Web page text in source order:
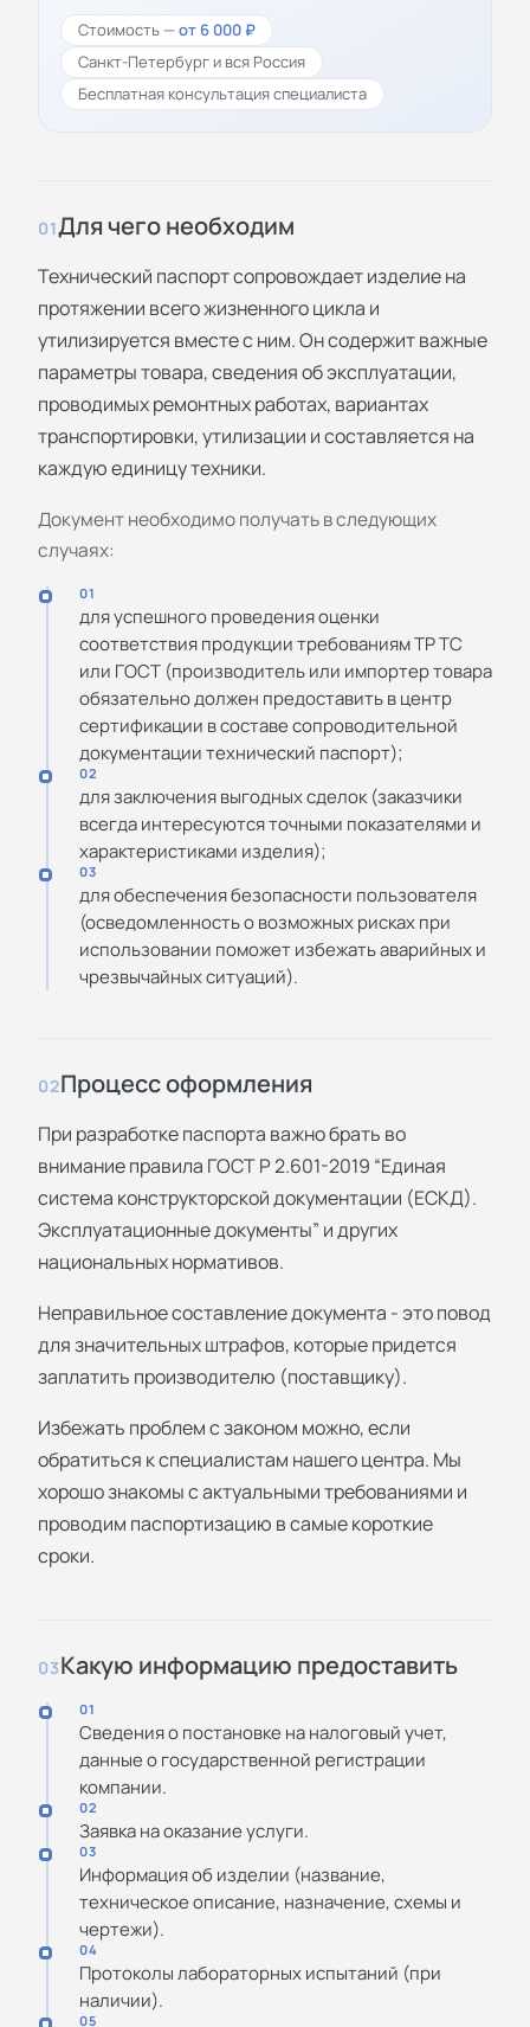
Стоимость —от 6 000 ₽
Санкт-Петербург и вся Россия
Бесплатная консультация специалиста
01Для чего необходим
Технический паспорт сопровождает изделие на
протяжении всего жизненного цикла и
утилизируется вместе с ним. Он содержит важные
параметры товара, сведения об эксплуатации,
проводимых ремонтных работах, вариантах
транспортировки, утилизации и составляется на
каждую единицу техники.
Документ необходимо получать в следующих
случаях:
01
для успешного проведения оценки
соответствия продукции требованиям ТР ТС
или ГОСТ (производитель или импортер товара
обязательно должен предоставить в центр
сертификации в составе сопроводительной
документации технический паспорт);
02
для заключения выгодных сделок (заказчики
всегда интересуются точными показателями и
характеристиками изделия);
03
для обеспечения безопасности пользователя
(осведомленность о возможных рисках при
использовании поможет избежать аварийных и
чрезвычайных ситуаций).
02Процесс оформления
При разработке паспорта важно брать во
внимание правила ГОСТ Р 2.601-2019 “Единая
система конструкторской документации (ЕСКД).
Эксплуатационные документы” и других
национальных нормативов.
Неправильное составление документа - это повод
для значительных штрафов, которые придется
заплатить производителю (поставщику).
Избежать проблем с законом можно, если
обратиться к специалистам нашего центра. Мы
хорошо знакомы с актуальными требованиями и
проводим паспортизацию в самые короткие
сроки.
03Какую информацию предоставить
01
Сведения о постановке на налоговый учет,
данные о государственной регистрации
компании.
02
Заявка на оказание услуги.
03
Информация об изделии (название,
техническое описание, назначение, схемы и
чертежи).
04
Протоколы лабораторных испытаний (при
наличии).
05